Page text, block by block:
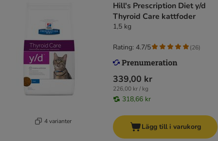
4 varianter
Hill's Prescription Diet y/d
Thyroid Care kattfoder
1,5 kg
339,00 kr
226,00 kr / kg
318,66 kr
Rating: 4.7/5 (26)
Lägg till i varukorg